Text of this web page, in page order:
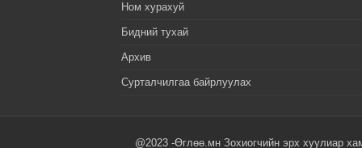
Ном хурахуй
Бидний тухай
Архив
Сурталчилгаа байрлуулах
@2023 -Өглөө.мн Зохиогчийн эрх хуулиар